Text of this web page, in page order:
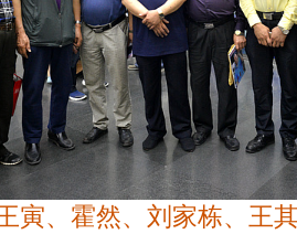
寅、霍然、刘家栋、王